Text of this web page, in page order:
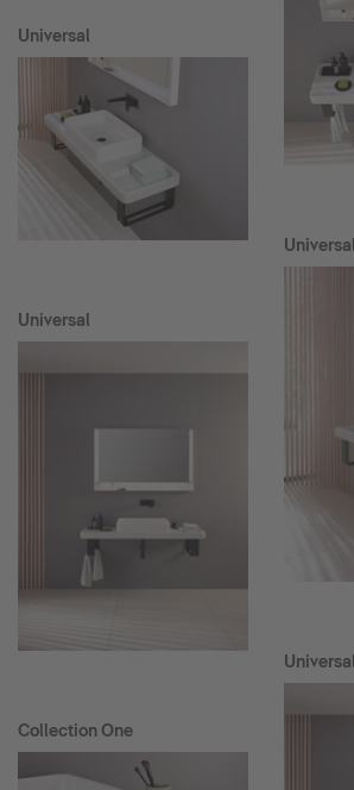
Universal
Universal
Collection One
Universal
Universal